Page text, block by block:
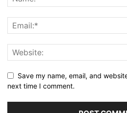
Save my name, email, and
next time I comment.